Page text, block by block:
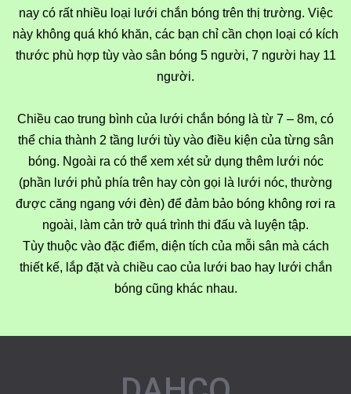
nay có rất nhiều loại lưới chắn bóng trên thị trường. Việc
này không quá khó khăn, các bạn chỉ cần chọn loại có kích
thước phù hợp tùy vào sân bóng 5 người, 7 người hay 11
người.
Chiều cao trung bình của lưới chắn bóng là từ 7 – 8m, có
thể chia thành 2 tầng lưới tùy vào điều kiện của từng sân
bóng. Ngoài ra có thể xem xét sử dụng thêm lưới nóc
(phần lưới phủ phía trên hay còn gọi là lưới nóc, thường
được căng ngang với đèn) để đảm bảo bóng không rơi ra
ngoài, làm cản trở quá trình thi đấu và luyện tập.
Tùy thuộc vào đặc điểm, diện tích của mỗi sân mà cách
thiết kế, lắp đặt và chiều cao của lưới bao hay lưới chắn
bóng cũng khác nhau.